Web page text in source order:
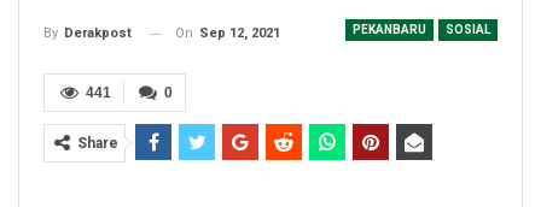
PEKANBARU SOSIAL
By Derakpost On Sep 12, 2021
0
441
Share